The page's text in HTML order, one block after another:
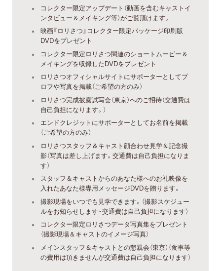
コレクター限定アップデート（動画を含むキャストイ
ンタビュー＆メイキング等）がご覧頂けます。
映画『ロリさつ』コレクター限定パッケージ印刷版
DVDをプレゼント
コレクター限定ロリさつ関連のショートムービー＆
メイキングを収録したDVDをプレゼント
ロリさつオフィシャルサイトにサポーターとしてプ
ロフや写真を掲載（ご希望の方のみ）
ロリさつ完成披露試写会（東京）へのご招待（交通費は
自己負担になります。）
エンドクレジットにサポーターとしてお名前を掲載
（ご希望の方のみ）
ロリさつスタッフ＆キャスト顔合わせ見学＆記念撮
影（写真は差し上げます。交通費は自己負担になりま
す）
スタッフ＆キャストからのあなた様へのお礼映像を
入れたあなた様専用メッセージDVDを贈ります。
撮影現場をいつでも見学できます。（撮影スケジュー
ルをお知らせします・交通費は自己負担になります）
コレクター限定ロリさつデータ写真集をプレゼント
（撮影現場＆キャストのイメージ写真）
メインスタッフ＆キャストとの懇親会（東京）（食事等
の費用は頂きませんが交通費は自己負担になります）